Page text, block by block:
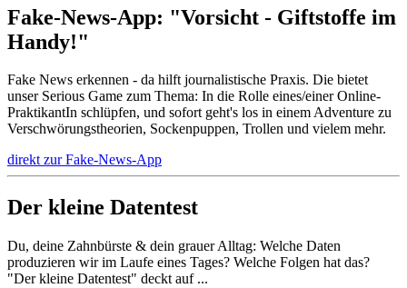
Fake-News-App: "Vorsicht - Giftstoffe im
Handy!"
Fake News erkennen - da hilft journalistische Praxis. Die bietet
unser Serious Game zum Thema: In die Rolle eines/einer Online-
PraktikantIn schlüpfen, und sofort geht's los in einem Adventure zu
Verschwörungstheorien, Sockenpuppen, Trollen und vielem mehr.
direkt zur Fake-News-App
Der kleine Datentest
Du, deine Zahnbürste & dein grauer Alltag: Welche Daten
produzieren wir im Laufe eines Tages? Welche Folgen hat das?
"Der kleine Datentest" deckt auf ...